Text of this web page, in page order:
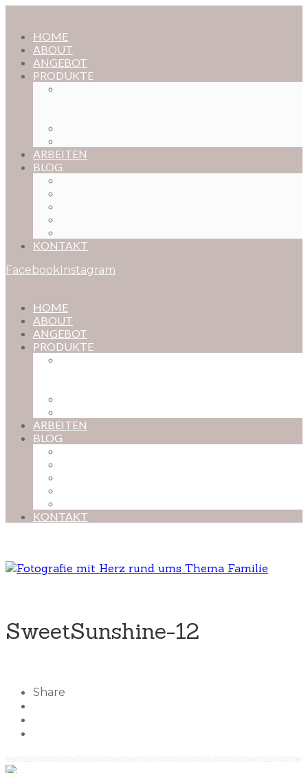
HOME
ABOUT
ANGEBOT
PRODUKTE
ARBEITEN
BLOG
KONTAKT
FacebookInstagram
HOME
ABOUT
ANGEBOT
PRODUKTE
ARBEITEN
BLOG
KONTAKT
SweetSunshine-12
Share